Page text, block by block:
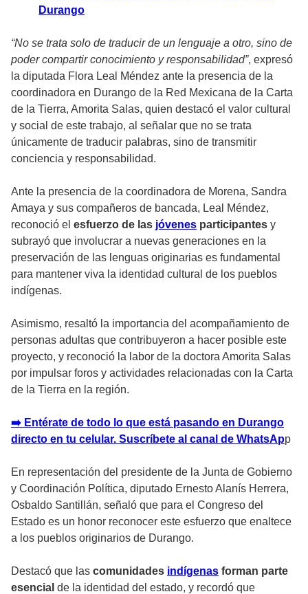
Durango
“No se trata solo de traducir de un lenguaje a otro, sino de
poder compartir conocimiento y responsabilidad”, expresó
la diputada Flora Leal Méndez ante la presencia de la
coordinadora en Durango de la Red Mexicana de la Carta
de la Tierra, Amorita Salas, quien destacó el valor cultural
y social de este trabajo, al señalar que no se trata
únicamente de traducir palabras, sino de transmitir
conciencia y responsabilidad.
Ante la presencia de la coordinadora de Morena, Sandra
Amaya y sus compañeros de bancada, Leal Méndez,
reconoció el esfuerzo de las jóvenes participantes y
subrayó que involucrar a nuevas generaciones en la
preservación de las lenguas originarias es fundamental
para mantener viva la identidad cultural de los pueblos
indígenas.
Asimismo, resaltó la importancia del acompañamiento de
personas adultas que contribuyeron a hacer posible este
proyecto, y reconoció la labor de la doctora Amorita Salas
por impulsar foros y actividades relacionadas con la Carta
de la Tierra en la región.
➡️ Entérate de todo lo que está pasando en Durango
directo en tu celular. Suscríbete al canal de WhatsApp
En representación del presidente de la Junta de Gobierno
y Coordinación Política, diputado Ernesto Alanís Herrera,
Osbaldo Santillán, señaló que para el Congreso del
Estado es un honor reconocer este esfuerzo que enaltece
a los pueblos originarios de Durango.
Destacó que las comunidades indígenas forman parte
esencial de la identidad del estado, y recordó que